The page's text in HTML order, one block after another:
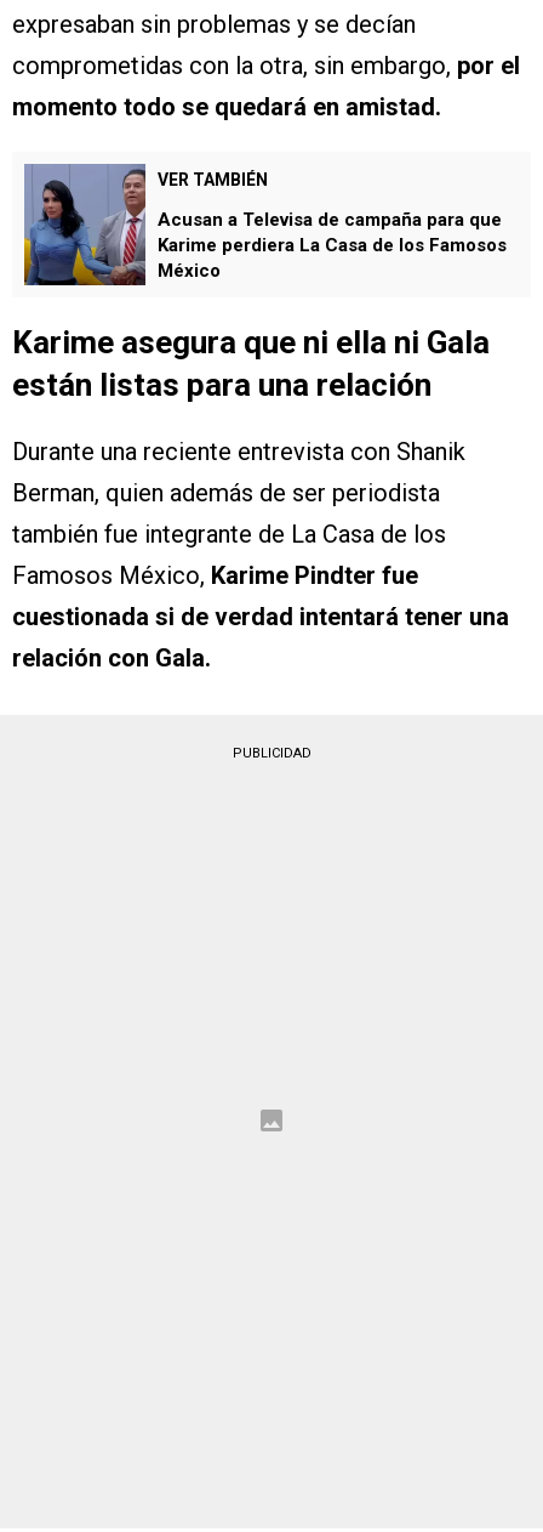
expresaban sin problemas y se decían
comprometidas con la otra, sin embargo, por el
momento todo se quedará en amistad.
VER TAMBIÉN
Acusan a Televisa de campaña para que
Karime perdiera La Casa de los Famosos
México
Karime asegura que ni ella ni Gala
están listas para una relación
Durante una reciente entrevista con Shanik
Berman, quien además de ser periodista
también fue integrante de La Casa de los
Famosos México, Karime Pindter fue
cuestionada si de verdad intentará tener una
relación con Gala.
PUBLICIDAD